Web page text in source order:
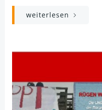
weiterlesen